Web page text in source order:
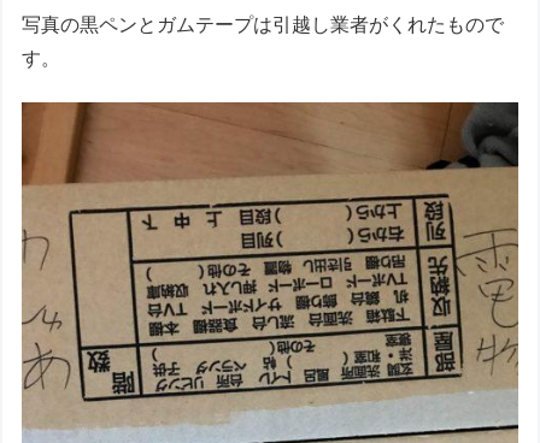
写真の黒ペンとガムテープは引越し業者がくれたもので
す。